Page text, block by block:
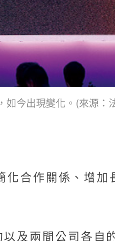
如今出現變化。(來源：
合作關係、增加
及兩間公司各自